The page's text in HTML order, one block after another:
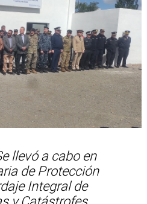
llevó a cabo en
de Protección
Integral de